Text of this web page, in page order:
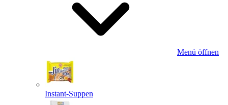
Menü öffnen
Instant-Suppen